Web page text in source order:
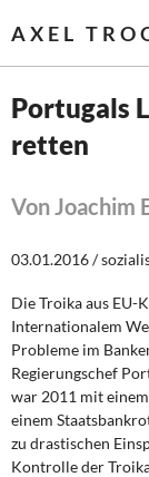
AXEL
Startseite
Themen
Leitlinien
Steuer- und
Öffentliche
Eurokrise und
Portugals
retten
Von Joachim
03.01.2016 /
Die Troika aus EU-
Internationalem
Probleme im
Regierungschef
war 2011 mit
einem
zu drastischen
Kontrolle der